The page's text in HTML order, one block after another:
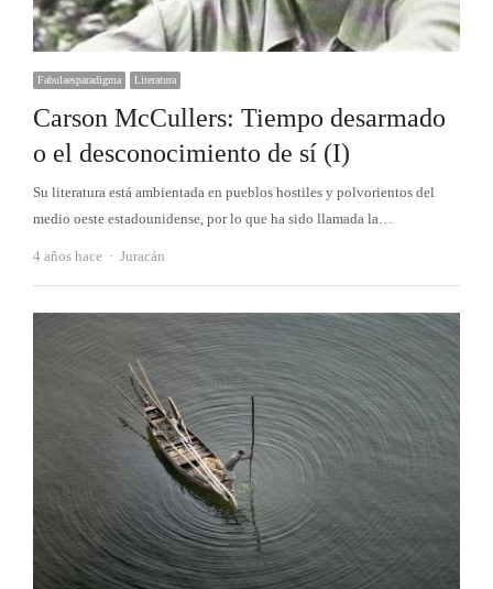
Fabulaesparadigma Literatura
Carson McCullers: Tiempo desarmado
o el desconocimiento de sí (I)
Su literatura está ambientada en pueblos hostiles y polvorientos del
medio oeste estadounidense, por lo que ha sido llamada la…
4 años hace Autor
Juracán